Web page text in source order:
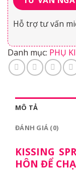
Hỗ trợ tư vấn
Danh mục: PHỤ
MÔ TẢ
ĐÁNH GIÁ (0)
KISSING
HÔN ĐỂ